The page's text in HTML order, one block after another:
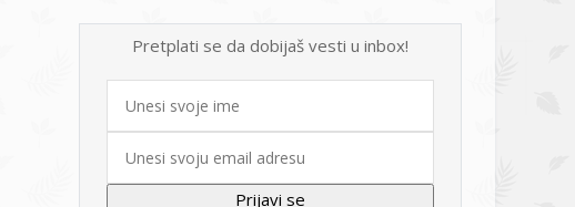
Pretplati se da dobijaš vesti u inbox!
First